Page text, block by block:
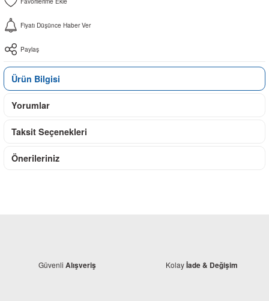
Fiyatı Düşünce Haber Ver
Paylaş
Ürün Bilgisi
Yorumlar
Taksit Seçenekleri
Önerileriniz
Güvenli Alışveriş Kolayİade & Değişim